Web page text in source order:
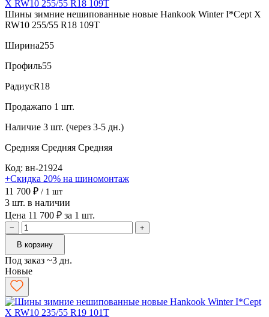
Шины зимние нешипованные новые Hankook Winter I*Cept X
RW10 255/55 R18 109T
Ширина255
Профиль55
РадиусR18
Продажапо 1 шт.
Наличие 3 шт. (через 3-5 дн.)
Средняя Средняя Средняя
Код: вн-21924
+Скидка 20% на шиномонтаж
11 700 ₽ / 1 шт
3 шт. в наличии
Цена 11 700 ₽ за 1 шт.
−
+
В корзину
Под заказ ~3 дн.
Новые